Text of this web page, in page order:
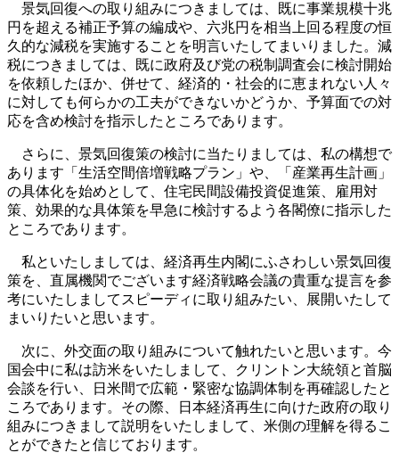
景気回復への取り組みにつきましては、既に事業規模十兆
円を超える補正予算の編成や、六兆円を相当上回る程度の恒
久的な減税を実施することを明言いたしてまいりました。減
税につきましては、既に政府及び党の税制調査会に検討開始
を依頼したほか、併せて、経済的・社会的に恵まれない人々
に対しても何らかの工夫ができないかどうか、予算面での対
応を含め検討を指示したところであります。
さらに、景気回復策の検討に当たりましては、私の構想で
あります「生活空間倍増戦略プラン」や、「産業再生計画」
の具体化を始めとして、住宅民間設備投資促進策、雇用対
策、効果的な具体策を早急に検討するよう各閣僚に指示した
ところであります。
私といたしましては、経済再生内閣にふさわしい景気回復
策を、直属機関でございます経済戦略会議の貴重な提言を参
考にいたしましてスピーディに取り組みたい、展開いたして
まいりたいと思います。
次に、外交面の取り組みについて触れたいと思います。今
国会中に私は訪米をいたしまして、クリントン大統領と首脳
会談を行い、日米間で広範・緊密な協調体制を再確認したと
ころであります。その際、日本経済再生に向けた政府の取り
組みにつきまして説明をいたしまして、米側の理解を得るこ
とができたと信じております。